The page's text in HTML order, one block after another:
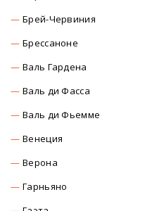
Брей-Червиния
Брессаноне
Валь Гардена
Валь ди Фасса
Валь ди Фьемме
Венеция
Верона
Гарньяно